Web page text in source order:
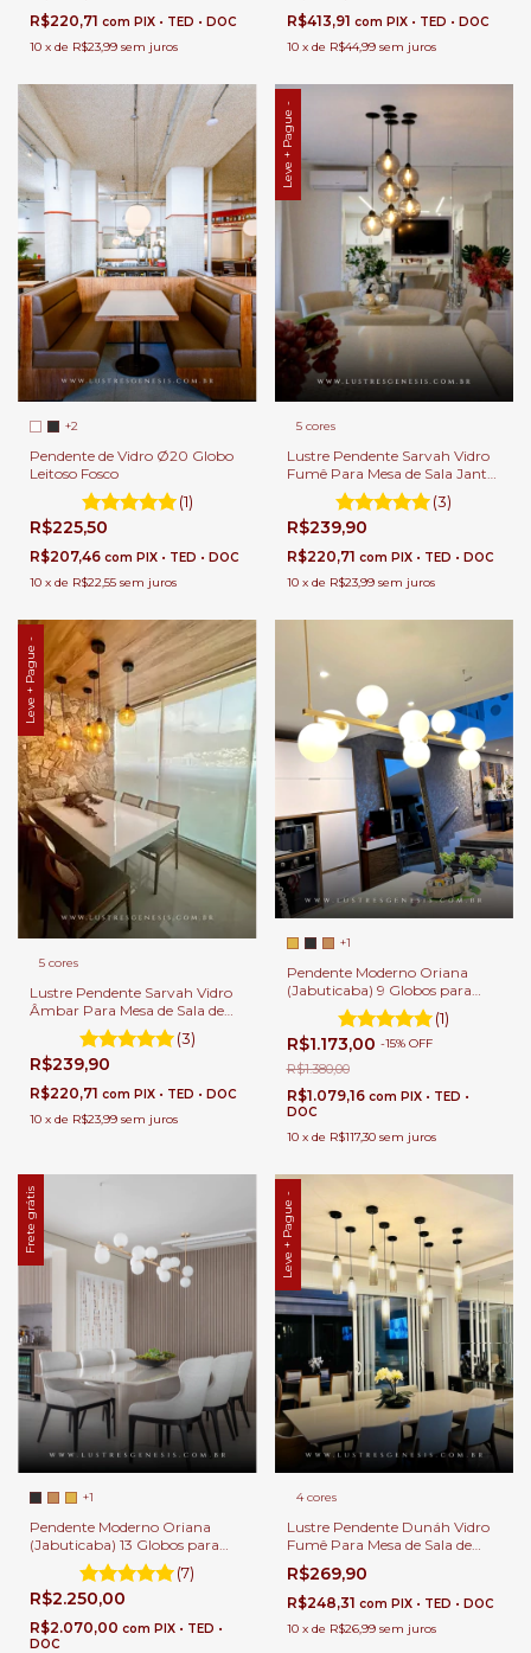
R$220,71 com PIX • TED • DOC
10 x de R$23,99 sem juros
R$413,91 com PIX • TED • DOC
10 x de R$44,99 sem juros
+2
Pendente de Vidro Ø20 Globo
Leitoso Fosco
(1)
R$225,50
R$207,46 com PIX • TED • DOC
10 x de R$22,55 sem juros
Leve + Pague -
5 cores
Lustre Pendente Sarvah Vidro
Fumê Para Mesa de Sala Jantar
e Balcão de Cozinha.
(3)
R$239,90
R$220,71 com PIX • TED • DOC
10 x de R$23,99 sem juros
Leve + Pague -
5 cores
Lustre Pendente Sarvah Vidro
Âmbar Para Mesa de Sala de
(3)
R$239,90
R$220,71 com PIX • TED • DOC
10 x de R$23,99 sem juros
+1
Pendente Moderno Oriana
(Jabuticaba) 9 Globos para
Sala de Jantar e Ambientes
Gourmet
(1)
R$1.173,00 -15% OFF
R$1.380,00
R$1.079,16 com PIX • TED •
DOC
10 x de R$117,30 sem juros
Frete grátis
+1
Pendente Moderno Oriana
(Jabuticaba) 13 Globos para
Sala de Jantar e Ambientes
Gourmet
(7)
R$2.250,00
R$2.070,00 com PIX • TED •
DOC
Leve + Pague -
4 cores
Lustre Pendente Dunáh Vidro
Fumê Para Mesa de Sala de
Jantar.
R$269,90
R$248,31 com PIX • TED • DOC
10 x de R$26,99 sem juros